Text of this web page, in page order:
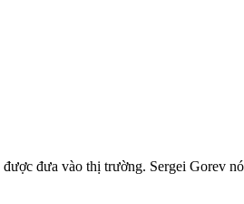
đưa vào thị trường. Sergei Gorev